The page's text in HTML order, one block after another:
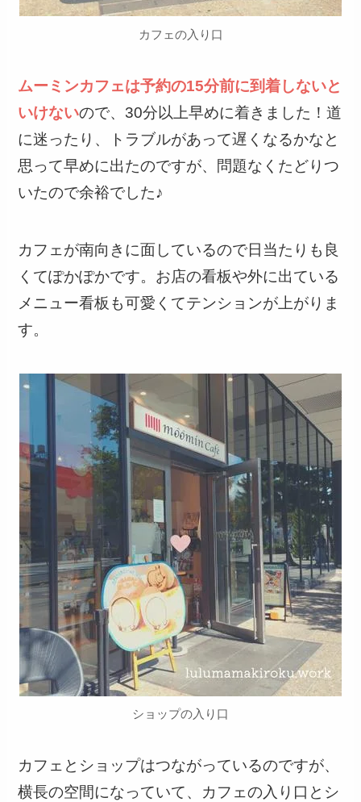
カフェの入り口
ムーミンカフェは予約の15分前に到着しないと
いけないので、30分以上早めに着きました！道
に迷ったり、トラブルがあって遅くなるかなと
思って早めに出たのですが、問題なくたどりつ
いたので余裕でした♪
カフェが南向きに面しているので日当たりも良
くてぽかぽかです。お店の看板や外に出ている
メニュー看板も可愛くてテンションが上がりま
す。
ショップの入り口
カフェとショップはつながっているのですが、
横長の空間になっていて、カフェの入り口とシ